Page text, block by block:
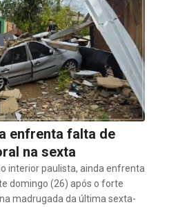
enfrenta falta de
na sexta
interior paulista, ainda enfrenta
domingo (26) após o forte
madrugada da última sexta-